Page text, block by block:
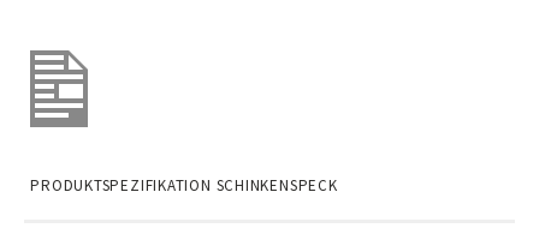
PRODUKTSPEZIFIKATION SCHINKENSPECK